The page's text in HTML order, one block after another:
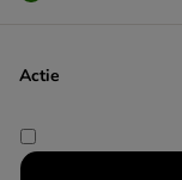
Life Cat Natural
Actie